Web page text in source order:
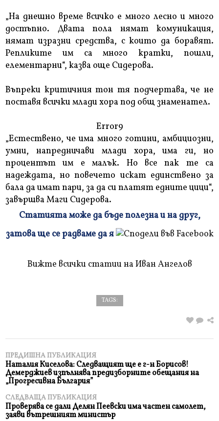
„На днешно време всичко е много лесно и много
достъпно. Двата пола нямат комуникация,
нямат изразни средства, с които да боравят.
Репликите им са много кратки, пошли,
елементарни“, казва още Сидерова.
Въпреки критичния тон тя подчертава, че не
поставя всички млади хора под общ знаменател.
Error9
„Естествено, че има много готини, амбициозни,
умни, напредничави млади хора, има ги, но
процентът им е малък. Но все пак те са
надеждата, но повечето искат единствено за
бала да имат пари, за да си платят едните цици“,
завършва Маги Сидерова.
и
Статията може да бъде полезна и на друг,
затова ще се радваме да я
Вижте всички статии на Иван Ангелов
TAGS:
ПРЕДИШНА ПУБЛИКАЦИЯ
Наталия Киселова: Следващият ще е г-н Борисов!
Демерджиев изпълнява предизборните обещания на
„Прогресивна България”
СЛЕДВАЩА ПУБЛИКАЦИЯ
Проверява се дали Делян Пеевски има частен самолет,
заяви вътрешният министър